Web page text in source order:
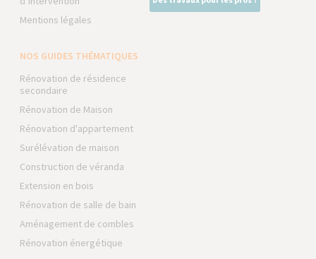
Mentions légales
NOS GUIDES THÉMATIQUES
Rénovation de résidence
secondaire
Rénovation de Maison
Rénovation d'appartement
Surélévation de maison
Construction de véranda
Extension en bois
Rénovation de salle de bain
Aménagement de combles
Rénovation énergétique